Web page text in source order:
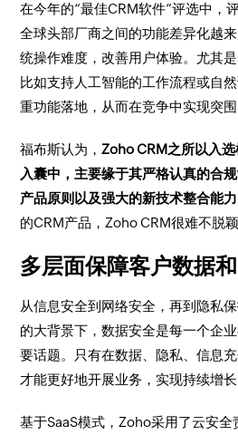
在今年的“最佳CRM软件”评选中，
全球头部厂商之间的功能差异化越
统操作难度，改善用户体验。尤其
比如支持人工智能的工作流程或自
重功能落地，从而在竞争中实现突围
福布斯认为，Zoho CRM之所以入
入囊中，主要缘于其严格认真的合
产品原则以及强大的新技术整合能力
的CRM产品，Zoho CRM很难不脱颖
多层面保障客户数据
从信息安全到网络安全，再到隐私
的大背景下，数据安全是每一个企
要话题。只有在数据、隐私、信息
才能更好地开展业务，实现持续增长
基于SaaS模式，Zoho采用了云安全